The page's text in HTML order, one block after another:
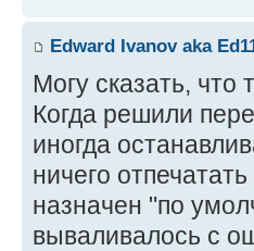
Edward Ivanov aka
Могу сказать,
Когда решили
иногда
ничего
назначен "по
вываливалось с